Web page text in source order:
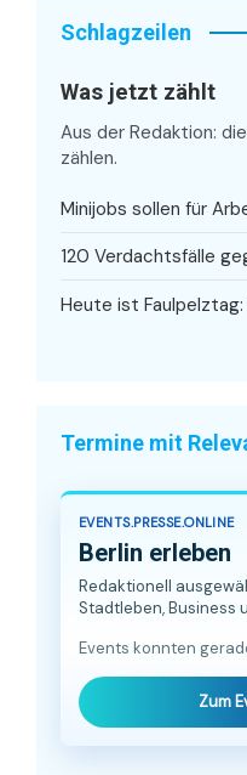
Schlagzeilen
Was jetzt zählt
Aus der Redaktion:
zählen.
Minijobs sollen für
120 Verdachtsfälle
Heute ist
Termine mit
EVENTS.PRESSE.ONLINE
Berlin erleben
Redaktionell
Stadtleben, Business
Events konnten
Zum